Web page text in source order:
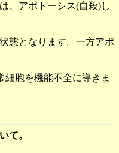
、アポトーシス(自殺)し
態となります。一方アポ
細胞を機能不全に導きま
て。